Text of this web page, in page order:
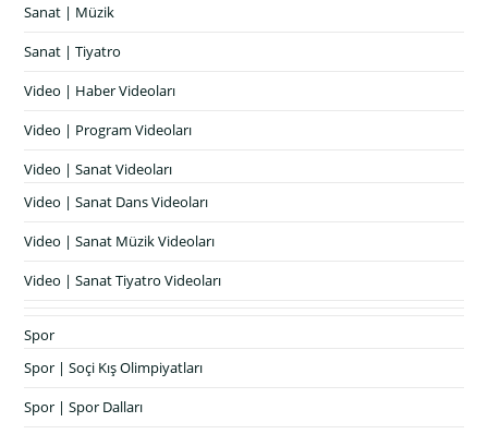
Sanat | Müzik
Sanat | Tiyatro
Video | Haber Videoları
Video | Program Videoları
Video | Sanat Videoları
Video | Sanat Dans Videoları
Video | Sanat Müzik Videoları
Video | Sanat Tiyatro Videoları
Spor
Spor | Soçi Kış Olimpiyatları
Spor | Spor Dalları